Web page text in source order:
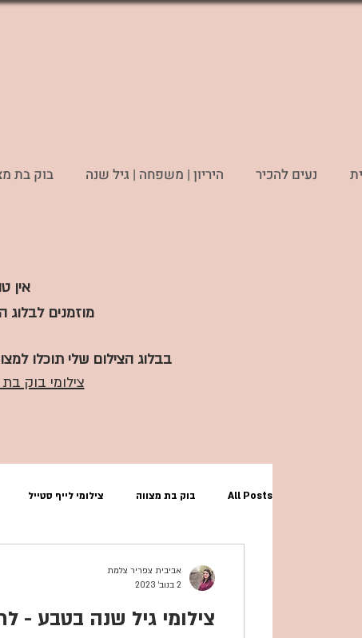
נעים להכיר היריון | משפחה | גיל שנה בוק בת
אין
מוזמנים לבלוג
בבלוג הצילום שלי תוכלו
צילומי בוק
All Posts בוק בת מצווה צילומי לייף סטייל
צילומי גיל שנה בטבע -
אביבית צפריר צלמת
2 בנוב׳ 2023